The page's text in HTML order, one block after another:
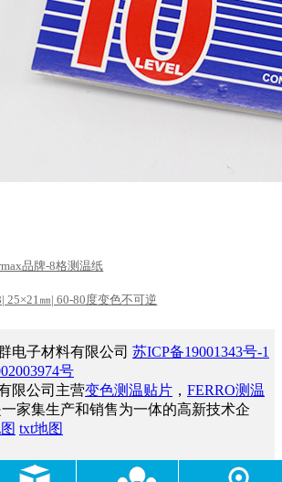
品牌-8格测温纸
25×21㎜| 60-80度变色不可逆
电子材料有限公司 苏ICP备19001343号-1
号
限公司主营变色测温贴片 ， FERRO测温
一家集生产和销售为一体的高新技术企
txt地图